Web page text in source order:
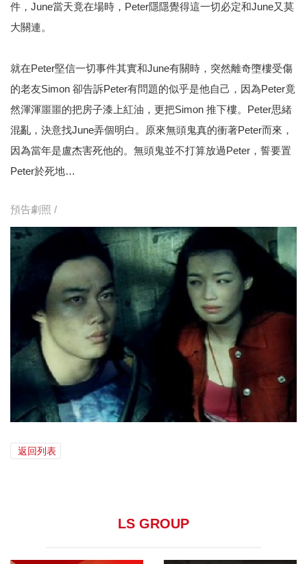
件，June當天竟在場時，Peter隱隱覺得這一切必定和June又莫
大關連。
就在Peter堅信一切事件其實和June有關時，突然離奇墮樓受傷
的老友Simon 卻告訴Peter有問題的似乎是他自己，因為Peter竟
然渾渾噩噩的把房子漆上紅油，更把Simon 推下樓。Peter思緒
混亂，決意找June弄個明白。原來無頭鬼真的衝著Peter而來，
因為當年是盧杰害死他的。無頭鬼並不打算放過Peter，誓要置
Peter於死地…
預告劇照 /
返回列表
LS GROUP